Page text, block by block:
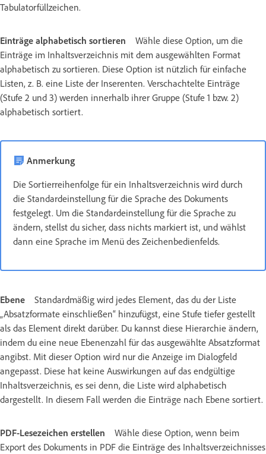
Tabulatorfüllzeichen.
Einträge alphabetisch sortieren
Wähle diese Option, um die
Einträge im Inhaltsverzeichnis mit dem ausgewählten Format
alphabetisch zu sortieren. Diese Option ist nützlich für einfache
Listen, z. B. eine Liste der Inserenten. Verschachtelte Einträge
(Stufe 2 und 3) werden innerhalb ihrer Gruppe (Stufe 1 bzw. 2)
alphabetisch sortiert.
Anmerkung
Die Sortierreihenfolge für ein Inhaltsverzeichnis wird durch
die Standardeinstellung für die Sprache des Dokuments
festgelegt. Um die Standardeinstellung für die Sprache zu
ändern, stellst du sicher, dass nichts markiert ist, und wählst
dann eine Sprache im Menü des Zeichenbedienfelds.
Ebene
Standardmäßig wird jedes Element, das du der Liste
„Absatzformate einschließen“ hinzufügst, eine Stufe tiefer gestellt
als das Element direkt darüber. Du kannst diese Hierarchie ändern,
indem du eine neue Ebenenzahl für das ausgewählte Absatzformat
angibst. Mit dieser Option wird nur die Anzeige im Dialogfeld
angepasst. Diese hat keine Auswirkungen auf das endgültige
Inhaltsverzeichnis, es sei denn, die Liste wird alphabetisch
dargestellt. In diesem Fall werden die Einträge nach Ebene sortiert.
PDF-Lesezeichen erstellen
Wähle diese Option, wenn beim
Export des Dokuments in PDF die Einträge des Inhaltsverzeichnisses